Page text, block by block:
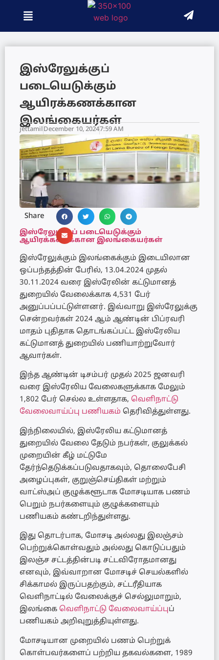
இஸ்ரேலுக்குப்
படையெடுக்கும்
ஆயிரக்கணக்கான
இலங்கையர்கள்
jettamilDecember 10, 20247:59 AM
Share
இஸ்ரேலுக்குப் படையெடுக்கும்
ஆயிரக்கணக்கான இலங்கையர்கள்
இஸ்ரேலுக்கும் இலங்கைக்கும் இடையிலான
ஒப்பந்தத்தின் பேரில், 13.04.2024 முதல்
30.11.2024 வரை இஸ்ரேலின் கட்டுமானத்
துறையில் வேலைக்காக 4,531 பேர்
அனுப்பப்பட்டுள்ளனர். இவ்வாறு இஸ்ரேலுக்கு
சென்றவர்கள் 2024 ஆம் ஆண்டின் பிப்ரவரி
மாதம் புதிதாக தொடங்கப்பட்ட இஸ்ரேலிய
கட்டுமானத் துறையில் பணியாற்றுவோர்
ஆவார்கள்.
இந்த ஆண்டின் டிசம்பர் முதல் 2025 ஜனவரி
வரை இஸ்ரேலிய வேலைகளுக்காக மேலும்
1,802 பேர் செல்ல உள்ளதாக, வெளிநாட்டு
வேலைவாய்ப்பு பணியகம் தெரிவித்துள்ளது.
இந்நிலையில், இஸ்ரேலிய கட்டுமானத்
துறையில் வேலை தேடும் நபர்கள், குலுக்கல்
முறையின் கீழ் மட்டுமே
தேர்ந்தெடுக்கப்படுவதாகவும், தொலைபேசி
அழைப்புகள், குறுஞ்செய்திகள் மற்றும்
வாட்ஸ்அப் குழுக்களூடாக மோசடியாக பணம்
பெறும் நபர்களையும் குழுக்களையும்
பணியகம் கண்டறிந்துள்ளது.
இது தொடர்பாக, மோசடி அல்லது இலஞ்சம்
பெற்றுக்கொள்வதும் அல்லது கொடுப்பதும்
இலஞ்ச சட்டத்தின்படி சட்டவிரோதமானது
எனவும், இவ்வாறான மோசடிச் செயல்களில்
சிக்காமல் இருப்பதற்கும், சட்டரீதியாக
வெளிநாட்டில் வேலைக்குச் செல்லுமாறும்,
இலங்கை வெளிநாட்டு வேலைவாய்ப்புப்
பணியகம் அறிவுறுத்தியுள்ளது.
மோசடியான முறையில் பணம் பெற்றுக்
கொள்பவர்களைப் பற்றிய தகவல்களை, 1989